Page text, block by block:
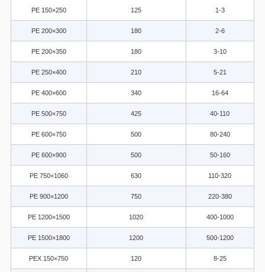
PE 150×250 125 1-3
PE 200×300 180 2-6
PE 200×350 180 3-10
PE 250×400 210 5-21
PE 400×600 340 16-64
PE 500×750 425 40-110
PE 600×750 500 80-240
PE 600×900 500 50-160
PE 750×1060 630 110-320
PE 900×1200 750 220-380
PE 1200×1500 1020 400-1000
PE 1500×1800 1200 500-1200
PEX 150×750 120 8-25